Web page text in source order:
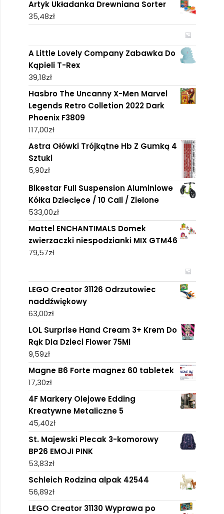
Artyk Układanka Drewniana Sorter
35,48zł
A Little Lovely Company Zabawka Do
Kąpieli T-Rex
39,18zł
Hasbro The Uncanny X-Men Marvel
Legends Retro Colletion 2022 Dark
Phoenix ‎F3809
117,00zł
Astra Ołówki Trójkątne Hb Z Gumką 4
Sztuki
5,90zł
Bikestar Full Suspension Aluminiowe
Kółka Dziecięce / 10 Cali / Zielone
533,00zł
Mattel ENCHANTIMALS Domek
zwierzaczki niespodzianki MIX GTM46
79,57zł
LEGO Creator 31126 Odrzutowiec
naddźwiękowy
63,00zł
LOL Surprise Hand Cream 3+ Krem Do
Rąk Dla Dzieci Flower 75Ml
9,59zł
Magne B6 Forte magnez 60 tabletek
17,30zł
4F Markery Olejowe Edding
Kreatywne Metaliczne 5
45,40zł
St. Majewski Plecak 3-komorowy
BP26 EMOJI PINK
53,83zł
Schleich Rodzina alpak 42544
56,89zł
LEGO Creator 31130 Wyprawa po